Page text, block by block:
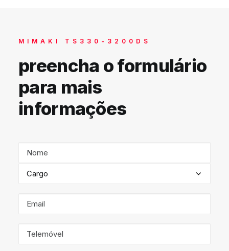
MIMAKI TS330-3200DS
preencha o formulário
para mais
informações